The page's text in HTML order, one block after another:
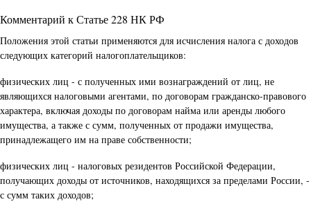
Комментарий к Статье 228 НК РФ
Положения этой статьи применяются для исчисления налога с доходов
следующих категорий налогоплательщиков:
физических лиц - с полученных ими вознаграждений от лиц, не
являющихся налоговыми агентами, по договорам гражданско-правового
характера, включая доходы по договорам найма или аренды любого
имущества, а также с сумм, полученных от продажи имущества,
принадлежащего им на праве собственности;
физических лиц - налоговых резидентов Российской Федерации,
получающих доходы от источников, находящихся за пределами России, -
с сумм таких доходов;